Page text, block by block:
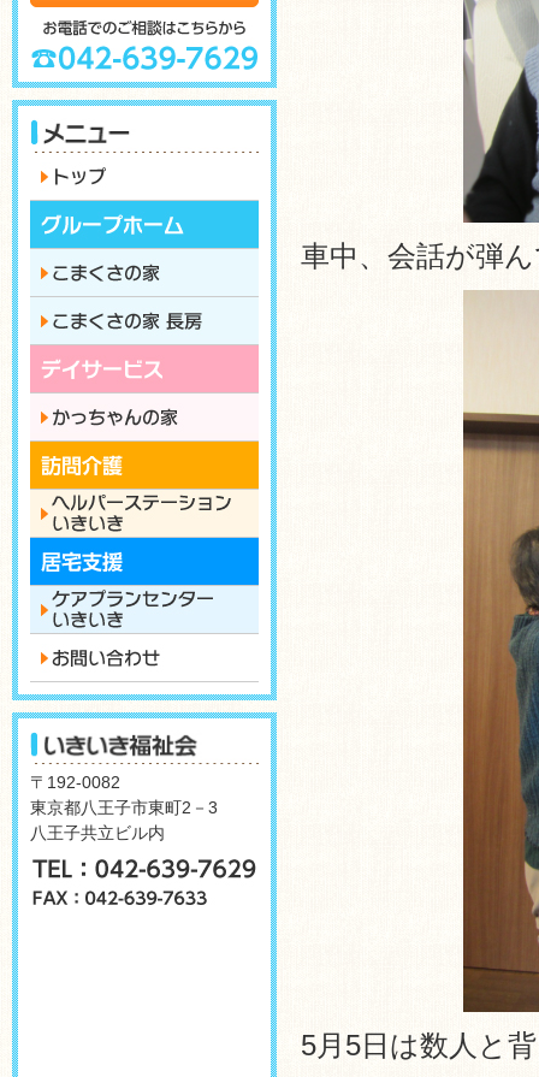
車中、会話が弾
5月5日は数人と
〒192-0082
東京都八王子市東町2－3
八王子共立ビル内